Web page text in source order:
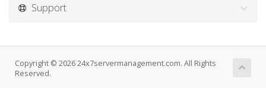
Support
Copyright © 2026 24x7servermanagement.com. All Rights
Reserved.